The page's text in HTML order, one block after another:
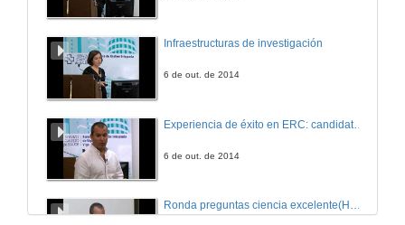
Infraestructuras de investigación
6 de out. de 2014
6 de out. de 2014
Ronda preguntas ciencia excelente(Horizonte 2020)